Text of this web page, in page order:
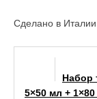
Сделано в
Набор
5×50 мл + 1×80